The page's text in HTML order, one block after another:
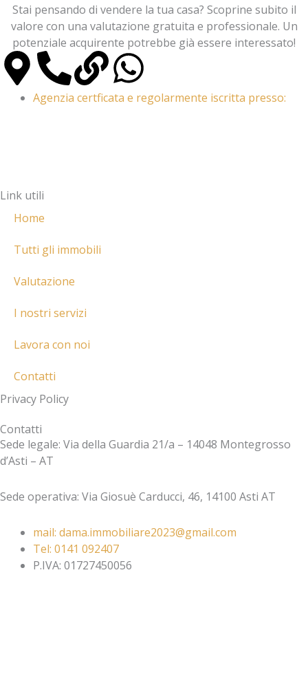
Stai pensando di vendere la tua casa? Scoprine subito il
valore con una valutazione gratuita e professionale. Un
potenziale acquirente potrebbe già essere interessato!
M
a
m
a
r
k
e
r
-
a
l
t
P
h
-
a
l
t
L
i
W
h
Agenzia certficata e regolarmente iscritta presso:
Link utili
Home
Tutti gli immobili
Valutazione
I nostri servizi
Lavora con noi
Contatti
Privacy Policy
Contatti
Sede legale: Via della Guardia 21/a – 14048 Montegrosso
d’Asti – AT
Sede operativa: Via Giosuè Carducci, 46, 14100 Asti AT
mail: dama.immobiliare2023@gmail.com​
Tel: 0141 092407​
P.IVA: 01727450056